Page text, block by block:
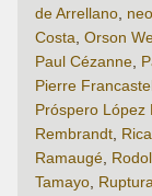
de Arrellano,
Costa, Orson
Paul Cézanne,
Pierre
Próspero López
Rembrandt,
Ramaugé,
Tamayo,